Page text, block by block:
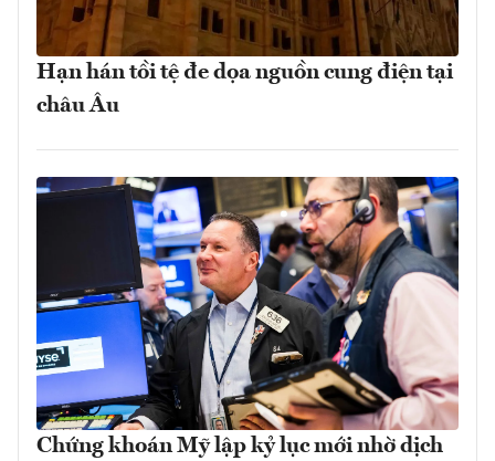
Hạn hán tồi tệ đe dọa nguồn cung điện tại
châu Âu
Chứng khoán Mỹ lập kỷ lục mới nhờ dịch